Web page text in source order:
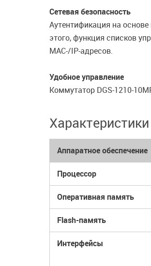
Сетевая безопасность
Аутентификация на
этого, функция списков
MAC-/IP-адресов.
Удобное управление
Коммутатор DGS-1210-
Характеристики
Аппаратное обеспечение
Процессор
Оперативная память
Flash-память
Интерфейсы